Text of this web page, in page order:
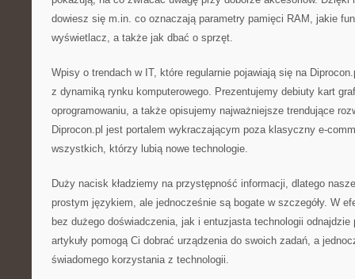
dowiesz się m.in. co oznaczają parametry pamięci RAM, jakie
wyświetlacz, a także jak dbać o sprzęt.
Wpisy o trendach w IT, które regularnie pojawiają się na
z dynamiką rynku komputerowego. Prezentujemy debiuty kart
oprogramowaniu, a także opisujemy najważniejsze trendujące
Diprocon.pl jest portalem wykraczającym poza klasyczny e-
wszystkich, którzy lubią nowe technologie.
Duży nacisk kładziemy na przystępność informacji, dlatego
prostym językiem, ale jednocześnie są bogate w szczegóły. W
bez dużego doświadczenia, jak i entuzjasta technologii
artykuły pomogą Ci dobrać urządzenia do swoich zadań, a
świadomego korzystania z technologii.